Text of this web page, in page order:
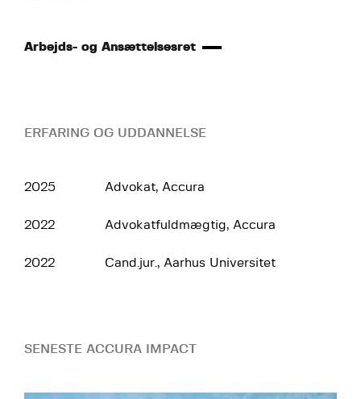
Arbejds- og Ansættelsesret
ERFARING OG UDDANNELSE
2025 Advokat, Accura
2022 Advokatfuldmægtig, Accura
2022 Cand.jur., Aarhus Universitet
SENESTE ACCURA IMPACT